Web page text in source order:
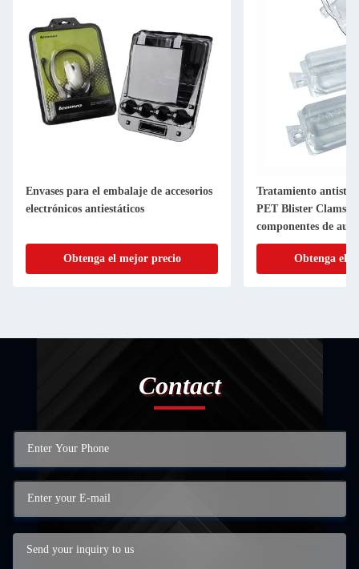
Envases para el embalaje de accesorios
electrónicos antiestáticos
Obtenga el mejor precio
Tratamiento
PET Blister
componentes de
personalizables
Obtenga el
Contact